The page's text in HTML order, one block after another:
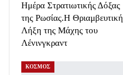
Ημέρα Στρατιωτικής Δόξας
της Ρωσίας.Η Θριαμβευτική
Λήξη της Μάχης του
Λένινγκραντ
ΚΟΣΜΟΣ